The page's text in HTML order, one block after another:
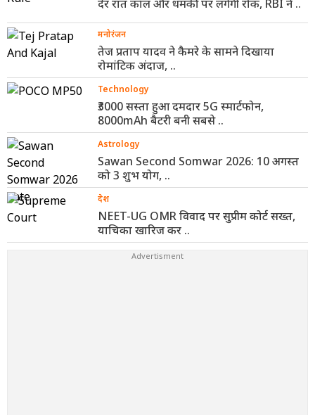
देर रात कॉल और धमकी पर लगेगी रोक, RBI ने ..
मनोरंजन
तेज प्रताप यादव ने कैमरे के सामने दिखाया
रोमांटिक अंदाज, ..
Technology
₹3000 सस्ता हुआ दमदार 5G स्मार्टफोन,
8000mAh बैटरी बनी सबसे ..
Astrology
Sawan Second Somwar 2026: 10 अगस्त
को 3 शुभ योग, ..
देश
NEET-UG OMR विवाद पर सुप्रीम कोर्ट सख्त,
याचिका खारिज कर ..